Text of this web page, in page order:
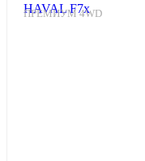
HAVAL F7x
ПРЕМИУМ 4WD